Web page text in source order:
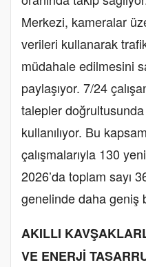
Merkezi, kameralar
verileri kullanarak
müdahale edilmesini
paylaşıyor. 7/24
talepler
kullanılıyor. Bu
çalışmalarıyla 130
2026’da toplam sayı
genelinde daha geniş
AKILLI
VE ENERJİ